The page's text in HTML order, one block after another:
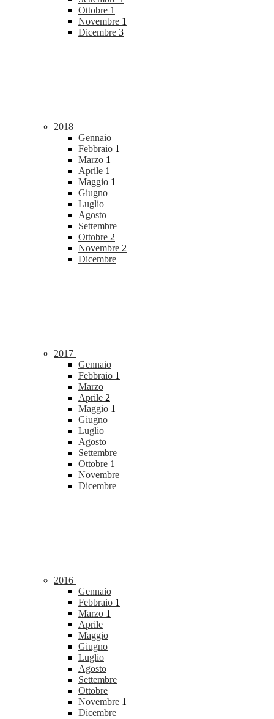
Ottobre 1
Novembre 1
Dicembre 3
2018
Gennaio
Febbraio 1
Marzo 1
Aprile 1
Maggio 1
Giugno
Luglio
Agosto
Settembre
Ottobre 2
Novembre 2
Dicembre
2017
Gennaio
Febbraio 1
Marzo
Aprile 2
Maggio 1
Giugno
Luglio
Agosto
Settembre
Ottobre 1
Novembre
Dicembre
2016
Gennaio
Febbraio 1
Marzo 1
Aprile
Maggio
Giugno
Luglio
Agosto
Settembre
Ottobre
Novembre 1
Dicembre